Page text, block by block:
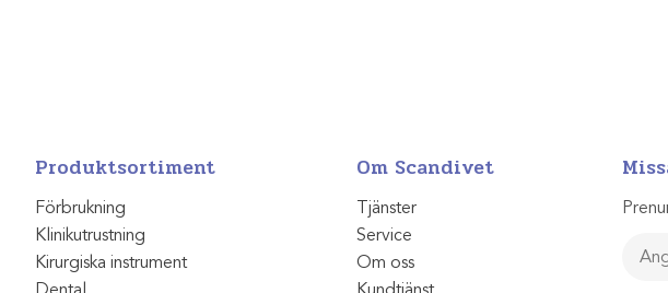
Produktsortiment
Förbrukning
Klinikutrustning
Kirurgiska instrument
Om Scandivet
Tjänster
Service
Om oss